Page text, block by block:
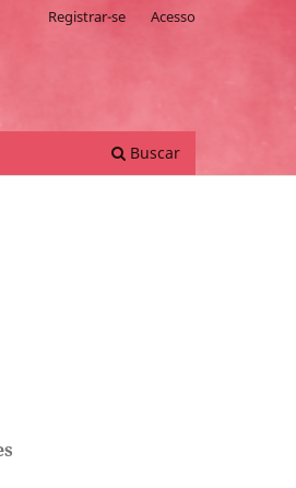
Buscar
Registrar-se Acesso